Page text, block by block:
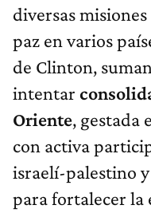
diversas
paz en varios
de Clinton,
intentar
Oriente, gestada
con activa
israelí-palestino
para fortalecer la